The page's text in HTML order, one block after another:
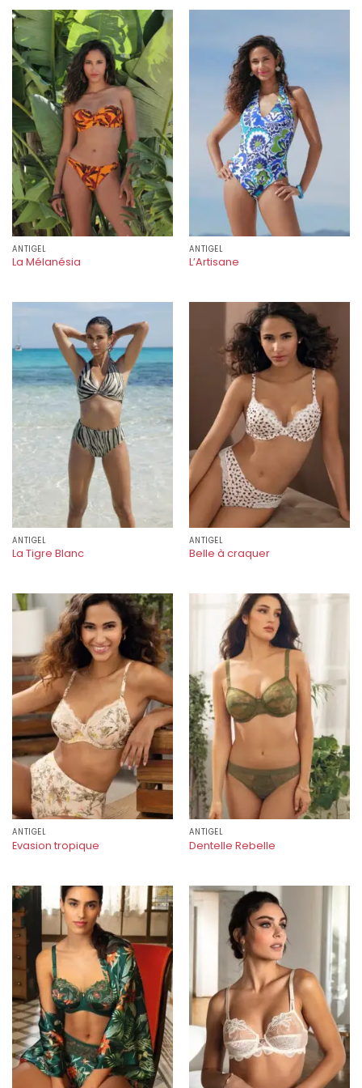
ANTIGEL
La Mélanésia
ANTIGEL
L’Artisane
ANTIGEL
La Tigre Blanc
ANTIGEL
Belle à craquer
ANTIGEL
Evasion tropique
ANTIGEL
Dentelle Rebelle